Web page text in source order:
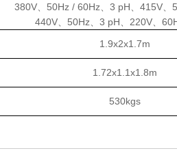
380V、50Hz / 60Hz、3 pH、415V、
440V、50Hz、3 pH、220V、
1.9x2x1.7m
1.72x1.1x1.8m
530kgs